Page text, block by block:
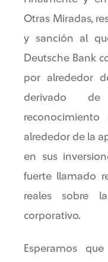
Otras Miradas,
y sanción al
Deutsche Bank
por alrededor
derivado
alrededor de la
en sus
fuerte llamado
reales sobre
corporativo.
Esperamos